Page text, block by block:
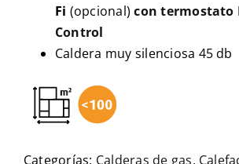
Fi (opcional) con termostato
Control
Caldera muy silenciosa 45 db
Categorías: Calderas de gas,